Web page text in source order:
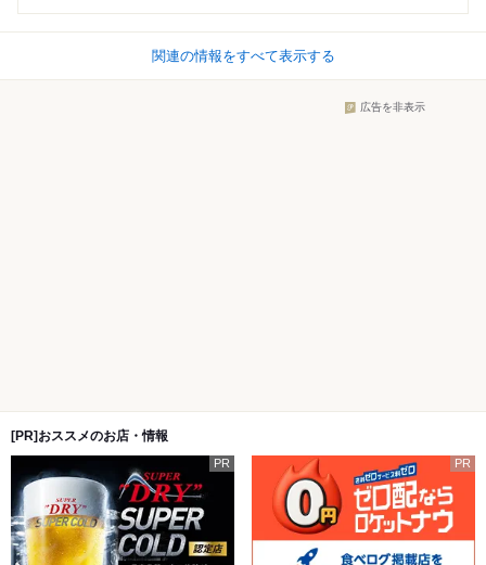
関連の情報をすべて表示する
広告を非表示
[PR]おススメのお店・情報
PR PR